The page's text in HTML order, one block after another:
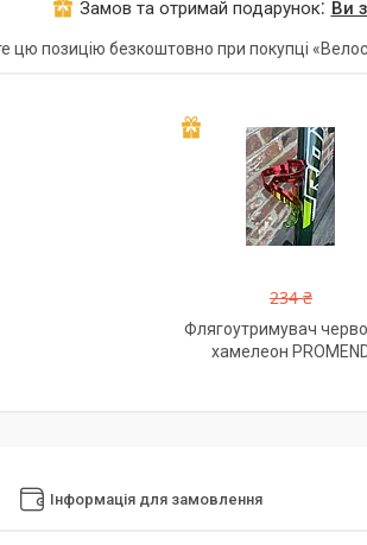
Замов та отримай подарунок Ви
цю позицію безкоштовно при покупці
234 ₴
Флягоутримувач
хамелеон
Інформація для замовлення